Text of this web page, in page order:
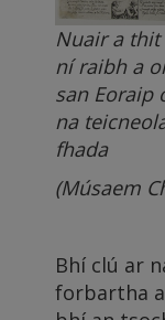
Nuair a thit
ní raibh a
san Eoraip
na
fhada
(Músaem
Bhí clú ar
forbartha